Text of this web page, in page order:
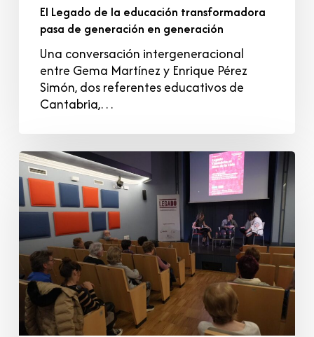
El Legado de la educación transformadora
pasa de generación en generación
Una conversación intergeneracional
entre Gema Martínez y Enrique Pérez
Simón, dos referentes educativos de
Cantabria,…
El
papel
de
las
mujeres
a
través
de
las
generaciones
en